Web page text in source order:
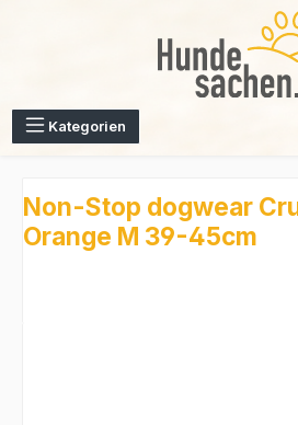
Kategorien
Non-Stop dogwear
Orange M 39-45cm